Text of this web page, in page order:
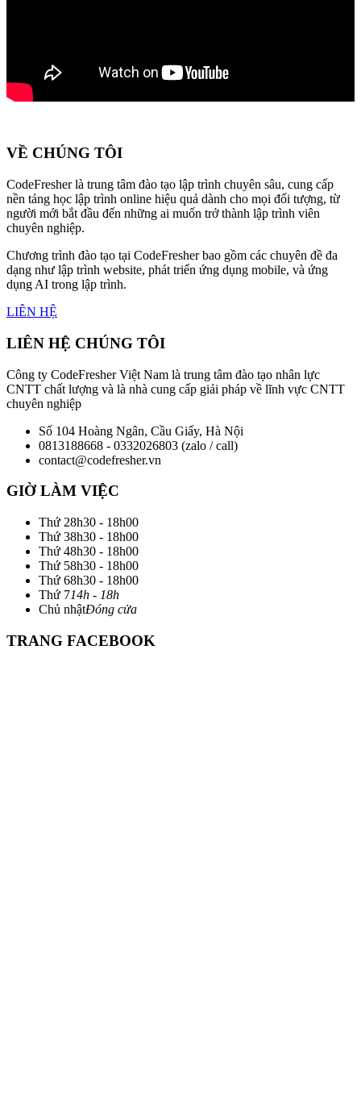
VỀ CHÚNG TÔI
CodeFresher là trung tâm đào tạo lập trình chuyên sâu, cung cấp
nền tảng học lập trình online hiệu quả dành cho mọi đối tượng, từ
người mới bắt đầu đến những ai muốn trở thành lập trình viên
chuyên nghiệp.
Chương trình đào tạo tại CodeFresher bao gồm các chuyên đề đa
dạng như lập trình website, phát triển ứng dụng mobile, và ứng
dụng AI trong lập trình.
LIÊN HỆ
LIÊN HỆ CHÚNG TÔI
Công ty CodeFresher Việt Nam là trung tâm đào tạo nhân lực
CNTT chất lượng và là nhà cung cấp giải pháp về lĩnh vực CNTT
chuyên nghiệp
Số 104 Hoàng Ngân, Cầu Giấy, Hà Nội
0813188668 - 0332026803 (zalo / call)
contact@codefresher.vn
GIỜ LÀM VIỆC
Thứ 28h30 - 18h00
Thứ 38h30 - 18h00
Thứ 48h30 - 18h00
Thứ 58h30 - 18h00
Thứ 68h30 - 18h00
Thứ 714h - 18h
Chủ nhậtĐóng cửa
TRANG FACEBOOK